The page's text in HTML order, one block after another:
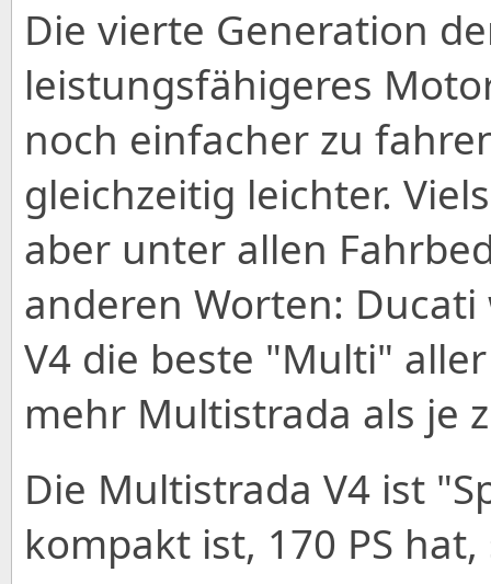
Die vierte Generation
leistungsfähigeres
noch einfacher zu
gleichzeitig leichter.
aber unter allen
anderen Worten:
V4 die beste "Multi"
mehr Multistrada als je
Die Multistrada V4 ist
kompakt ist, 170 PS